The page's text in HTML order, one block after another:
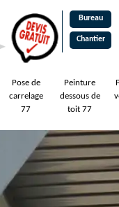
Bureau
Chantier
Pose de
carrelage
77
Peinture
dessous de
toit 77